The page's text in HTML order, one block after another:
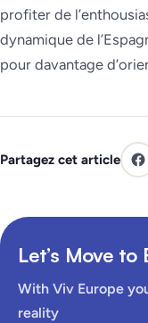
profiter de
dynamique de
pour davantage
Partagez cet article
Let’s Move to
With Viv Europe
reality